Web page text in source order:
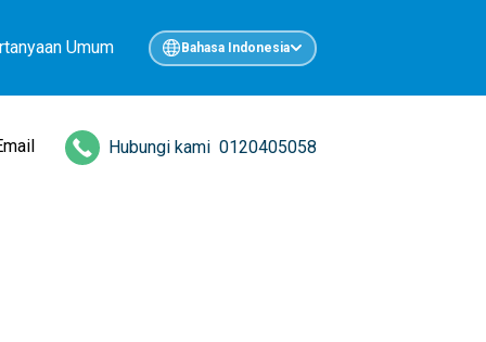
Umum Bahasa Indonesia
Hubungi kami 0120405058